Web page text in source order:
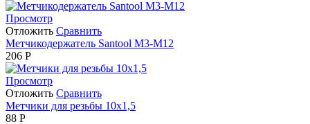
Просмотр
Отложить Сравнить
Метчикодержатель Santool М3-М12
206 Р
Просмотр
Отложить Сравнить
Метчики для резьбы 10х1,5
88 Р